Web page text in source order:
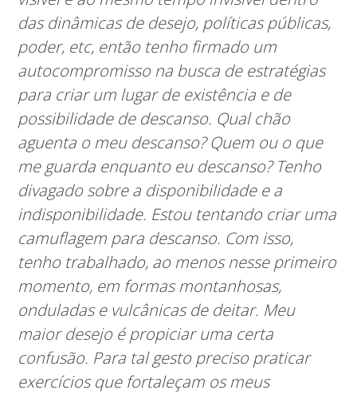
das dinâmicas de desejo, políticas públicas,
poder, etc, então tenho firmado um
autocompromisso na busca de estratégias
para criar um lugar de existência e de
possibilidade de descanso. Qual chão
aguenta o meu descanso? Quem ou o que
me guarda enquanto eu descanso? Tenho
divagado sobre a disponibilidade e a
indisponibilidade. Estou tentando criar uma
camuflagem para descanso. Com isso,
tenho trabalhado, ao menos nesse primeiro
momento, em formas montanhosas,
onduladas e vulcânicas de deitar. Meu
maior desejo é propiciar uma certa
confusão. Para tal gesto preciso praticar
exercícios que fortaleçam os meus